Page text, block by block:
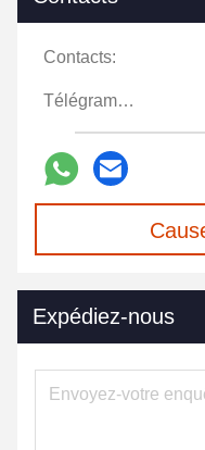
Contacts:
Télégramme:
Expédiez-nous